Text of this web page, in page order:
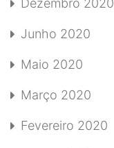
Dezembro 2020
Junho 2020
Maio 2020
Março 2020
Fevereiro 2020